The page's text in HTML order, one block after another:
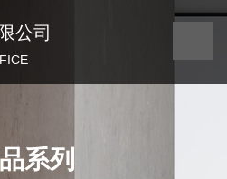
公司
公司
系列